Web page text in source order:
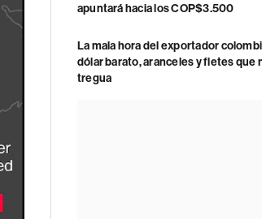
apuntará hacia los COP$3.500
La mala hora del exportador
dólar barato, aranceles y fletes que
tregua